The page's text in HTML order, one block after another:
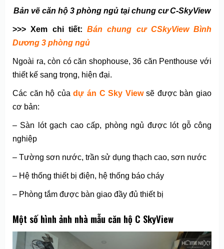
Bản vẽ căn hộ 3 phòng ngủ tại chung cư C-SkyView
>>> Xem chi tiết: Bán chung cư CSkyView Bình
Dương 3 phòng ngủ
Ngoài ra, còn có căn shophouse, 36 căn Penthouse với
thiết kế sang trọng, hiện đại.
Các căn hộ củadự án C Sky Viewsẽ được bàn giao
cơ bản:
– Sàn lót gạch cao cấp, phòng ngủ được lót gỗ công
nghiệp
– Tường sơn nước, trần sử dụng thạch cao, sơn nước
– Hệ thống thiết bị điện, hệ thống báo cháy
– Phòng tắm được bàn giao đầy đủ thiết bị
Một số hình ảnh nhà mẫu căn hộ C SkyView